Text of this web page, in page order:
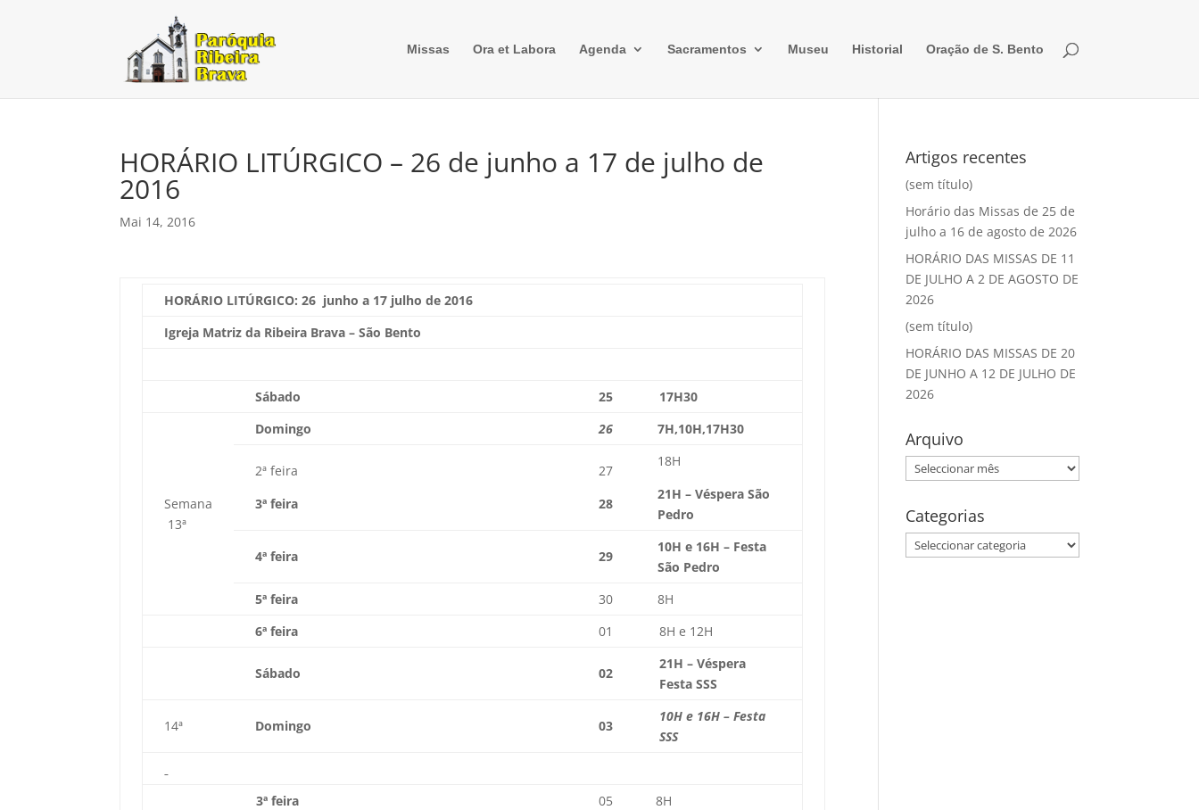
Missas Ora et Labora Agenda Sacramentos Museu Historial Oração de S. Bento
HORÁRIO LITÚRGICO – 26 de junho a 17 de julho de
2016
Mai 14, 2016
HORÁRIO LITÚRGICO: 26 junho a 17 julho de 2016
Igreja Matriz da Ribeira Brava – São Bento
Sábado 25 17H30
Semana
13ª
Domingo 26 7H,10H,17H30
2ª feira
3ª feira
27
28
18H
21H – Véspera São
Pedro
4ª feira 29
10H e 16H – Festa
São Pedro
5ª feira
30
8H
6ª feira
01 8H e 12H
Sábado 02
21H – Véspera
Festa SSS
14ª Domingo 03
10H e 16H – Festa
SSS
3ª feira 05
8H
Artigos recentes
(sem título)
Horário das Missas de 25 de
julho a 16 de agosto de 2026
HORÁRIO DAS MISSAS DE 11
DE JULHO A 2 DE AGOSTO DE
2026
(sem título)
HORÁRIO DAS MISSAS DE 20
DE JUNHO A 12 DE JULHO DE
2026
Arquivo
Arquivo
Categorias
Categorias